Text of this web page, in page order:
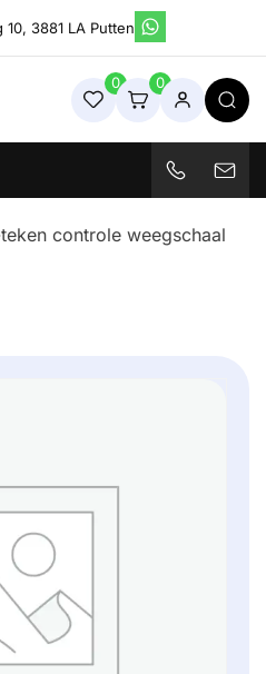
3881 LA Putten
& Industriële
0 0
controle weegschaal